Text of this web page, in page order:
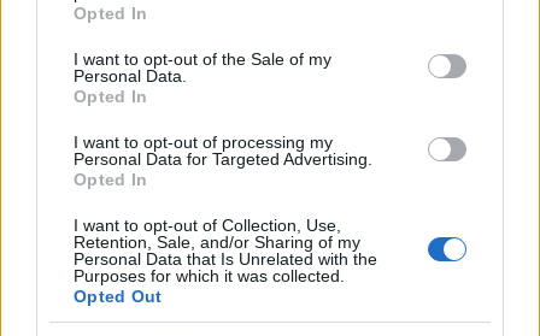
use your data for below specified purposes in below Google
consent section.
Opted In
I want to opt-out of the Sale of my
Personal Data.
Opted In
I want to opt-out of processing my
Personal Data for Targeted Advertising.
Opted In
I want to opt-out of Collection, Use,
Retention, Sale, and/or Sharing of my
Personal Data that Is Unrelated with the
Purposes for which it was collected.
Opted Out
NECROLOGIE